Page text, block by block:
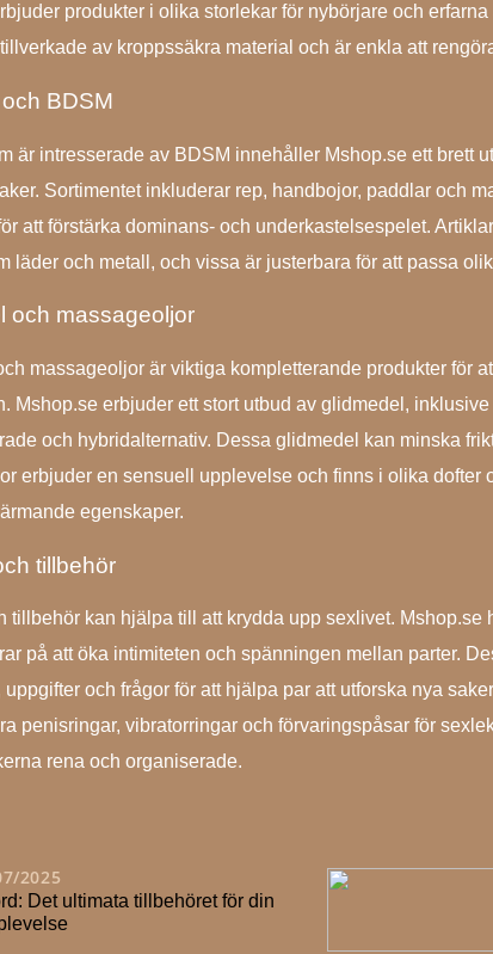
produkter i olika storlekar för nybörjare och
av kroppssäkra material och är enkla att
BDSM
är intresserade av BDSM innehåller Mshop.se ett brett
Sortimentet inkluderar rep, handbojor, paddlar och
att förstärka dominans- och underkastelsespelet.
läder och metall, och vissa är justerbara för att passa
och massageoljor
massageoljor är viktiga kompletterande produkter för
Mshop.se erbjuder ett stort utbud av glidmedel,
och hybridalternativ. Dessa glidmedel kan minska
erbjuder en sensuell upplevelse och finns i olika dofter
egenskaper.
tillbehör
tillbehör kan hjälpa till att krydda upp sexlivet. Mshop.se
på att öka intimiteten och spänningen mellan parter.
uppgifter och frågor för att hjälpa par att utforska nya
penisringar, vibratorringar och förvaringspåsar för
rena och organiserade.
2025
Det ultimata tillbehöret för din